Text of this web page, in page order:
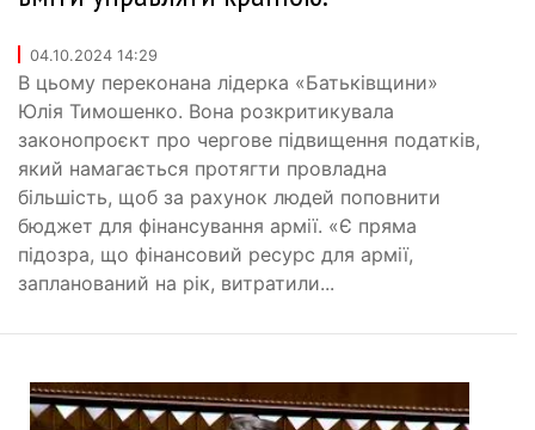
04.10.2024 14:29
В цьому переконана лідерка «Батьківщини»
Юлія Тимошенко. Вона розкритикувала
законопроєкт про чергове підвищення податків,
який намагається протягти провладна
більшість, щоб за рахунок людей поповнити
бюджет для фінансування армії. «Є пряма
підозра, що фінансовий ресурс для армії,
запланований на рік, витратили...